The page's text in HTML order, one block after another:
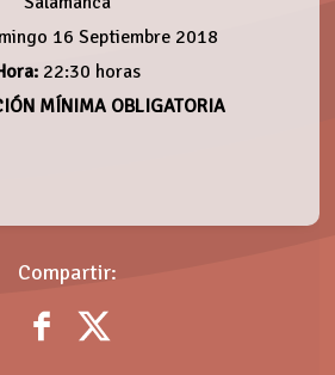
16 Septiembre 2018
22:30 horas
MÍNIMA OBLIGATORIA
Compartir: